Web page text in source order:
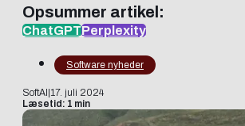
Opsummer artikel:
ChatGPTPerplexity
Software nyheder
SoftAI 17. juli 2024
Læsetid: 1 min